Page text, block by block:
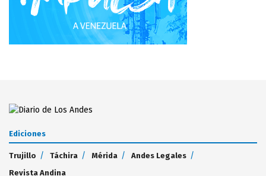
Ediciones
Trujillo Táchira Mérida
Andes Legales
Revista Andina